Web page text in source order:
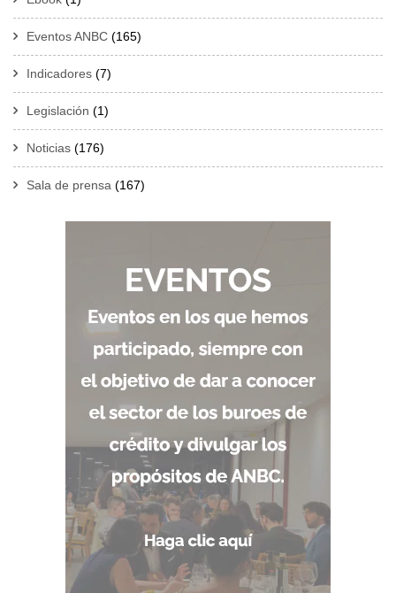
Eventos ANBC (165)
Indicadores (7)
Legislación (1)
Noticias (176)
Sala de prensa (167)